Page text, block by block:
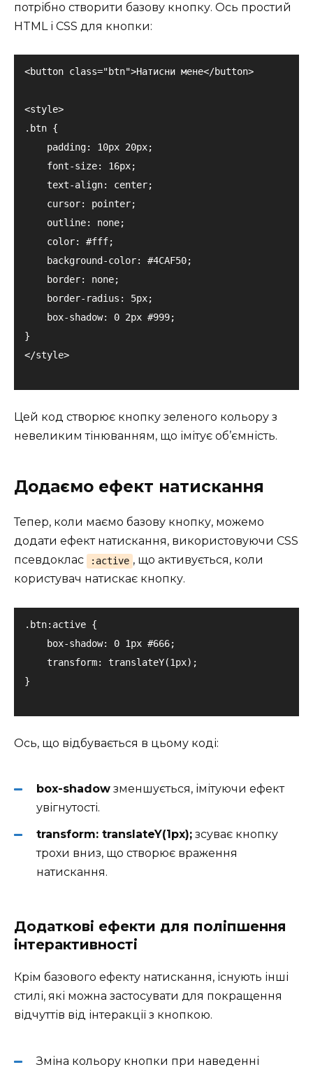
потрібно створити базову кнопку. Ось простий
HTML і CSS для кнопки:
<button class="btn">Натисни мене</button>
<style>
.btn {
}
Цей код створює кнопку зеленого кольору з
невеликим тінюванням, що імітує об’ємність.
Додаємо ефект натискання
Тепер, коли маємо базову кнопку, можемо
додати ефект натискання, використовуючи CSS
псевдоклас
:active , що активується, коли
користувач натискає кнопку.
.btn:active {
Ось, що відбувається в цьому коді:
box-shadow зменшується, імітуючи ефект
увігнутості.
transform: translateY(1px); зсуває кнопку
трохи вниз, що створює враження
натискання.
Додаткові ефекти для поліпшення
інтерактивності
Крім базового ефекту натискання, існують інші
стилі, які можна застосувати для покращення
відчуттів від інтеракції з кнопкою.
Зміна кольору кнопки при наведенні